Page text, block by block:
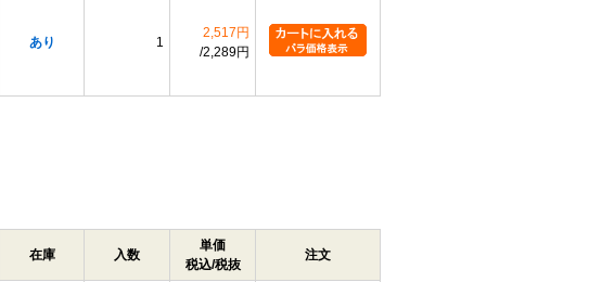
あり 1
2,517円
2,289円
在庫 入数
単価
税込/税抜
注文